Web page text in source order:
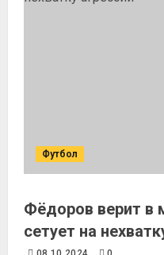
Футбол
Фёдоров верит в
сетует на